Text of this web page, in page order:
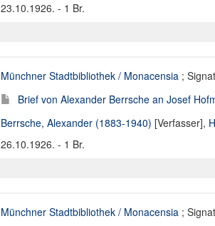
23.10.1926. - 1 Br.
Münchner Stadtbibliothek / Monacensia ;
Brief von Alexander Berrsche an Josef
Berrsche, Alexander (1883-1940) [Verfasser],
26.10.1926. - 1 Br.
Münchner Stadtbibliothek / Monacensia ;